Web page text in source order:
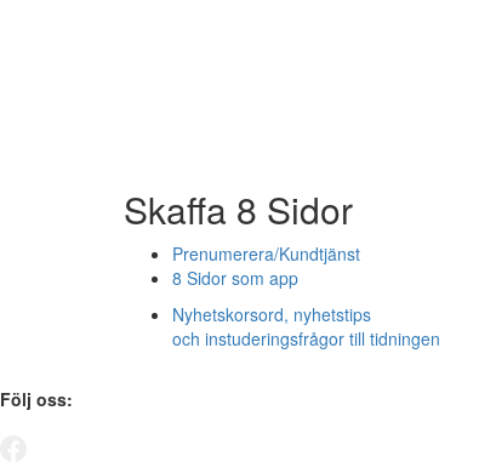
Skaffa 8 Sidor
Prenumerera/Kundtjänst
8 Sidor som app
Nyhetskorsord, nyhetstips
och instuderingsfrågor till tidningen
Följ oss: